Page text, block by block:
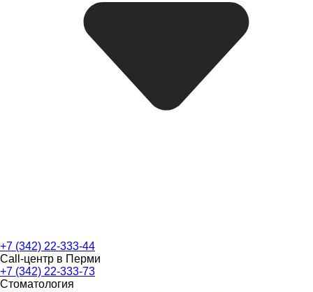
+7 (342) 22-333-44
Call-центр в Перми
+7 (342) 22-333-73
Стоматология